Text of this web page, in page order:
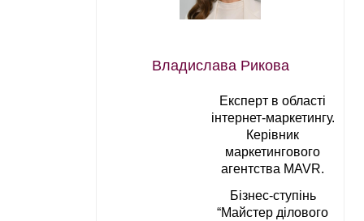
Владислава Рикова
Експерт в області
інтернет-маркетингу.
Керівник
маркетингового
агентства MAVR.
Бізнес-ступінь
“Майстер ділового